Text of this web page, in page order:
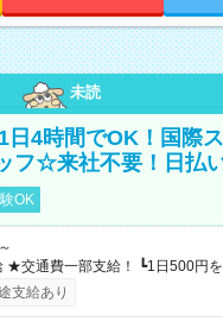
未読
4時間でOK！国際
フ☆来社不要！日払
OK
円以内の方は自己負担となります ★日
り） ┗働いたその日に現金GET♪
支給あり